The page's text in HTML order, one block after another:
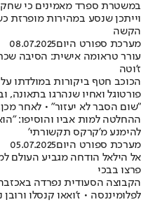
במשטרת ספרד מאמינים כי שחקן
וייתכן שנסע במהירות מופרזת
הקשה
מערכת ספורט היום08.07.2025
עורר טראומה אישית: הסיבה
ז'וטה
הכוכב חטף ביקורות במולדתו
פורטוגל ואחיו שנהרגו
"שום הסבר לא יעזור" • לאחר
ההחלטה למות אביו והוסיפו:
להימנע מ'קרקס תקשורתי'
מערכת ספורט היום05.07.2025
אל הילאל הודחה מגביע העולם
פרצו בבכי
לפלומיננסה • ז'ואאו קנסלו